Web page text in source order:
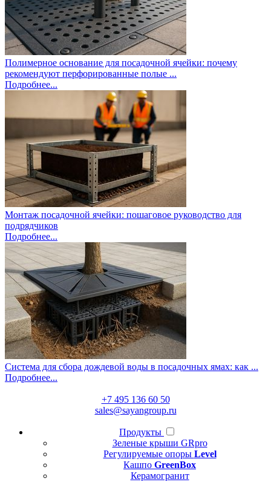
Полимерное основание для посадочной ячейки: почему
рекомендуют перфорированные полые ...
Подробнее...
Монтаж посадочной ячейки: пошаговое руководство для
подрядчиков
Подробнее...
Система для сбора дождевой воды в посадочных ямах: как ...
Подробнее...
+7 495 136 60 50
sales@sayangroup.ru
Продукты
Зеленые крыши GRpro
Регулируемые опоры Level
Кашпо GreenBox
Керамогранит